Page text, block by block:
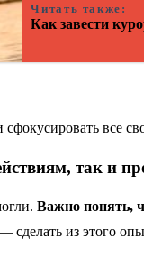
Читать также:
Как завести
сфокусировать все
так и
Важно понять,
сделать из этого